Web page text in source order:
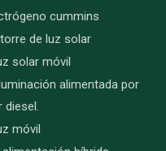
cummins
de luz solar
solar móvil
alimentada por
diesel.
móvil